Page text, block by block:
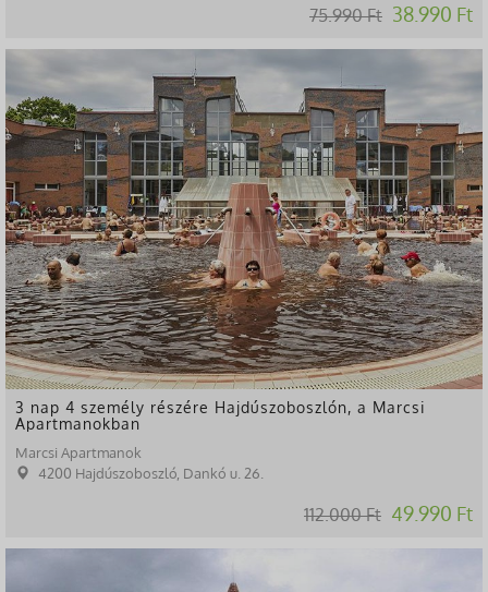
75.990 Ft 38.990 Ft
3 nap 4 személy részére Hajdúszoboszlón, a Marcsi
Apartmanokban
Marcsi Apartmanok
4200 Hajdúszoboszló, Dankó u. 26.
112.000 Ft 49.990 Ft